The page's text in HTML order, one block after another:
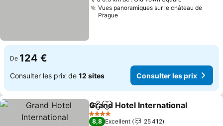
Vues panoramiques sur le château de
Prague
De 124 €
Consulter les prix de 12 sites Consulter les prix
PartagerAjouter à mes favoris
Grand Hotel International
4 Étoiles
8,8 Excellent
25 412